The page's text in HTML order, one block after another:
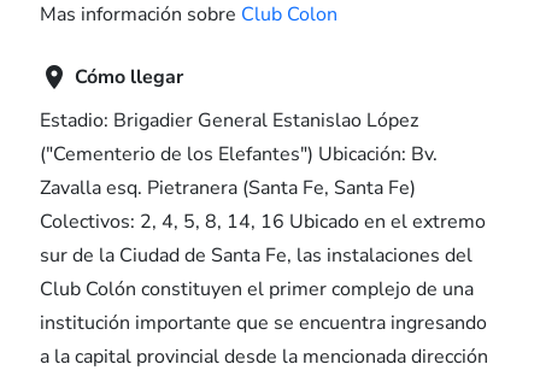
Mas información sobre Club Colon
 Cómo llegar
Estadio: Brigadier General Estanislao López
("Cementerio de los Elefantes") Ubicación: Bv.
Zavalla esq. Pietranera (Santa Fe, Santa Fe)
Colectivos: 2, 4, 5, 8, 14, 16 Ubicado en el extremo
sur de la Ciudad de Santa Fe, las instalaciones del
Club Colón constituyen el primer complejo de una
institución importante que se encuentra ingresando
a la capital provincial desde la mencionada dirección